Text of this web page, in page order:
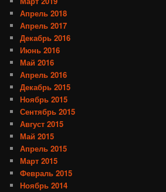
Апрель 2018
Апрель 2017
Декабрь 2016
Июнь 2016
Май 2016
Апрель 2016
Декабрь 2015
Ноябрь 2015
Сентябрь 2015
Август 2015
Май 2015
Апрель 2015
Март 2015
Февраль 2015
Ноябрь 2014